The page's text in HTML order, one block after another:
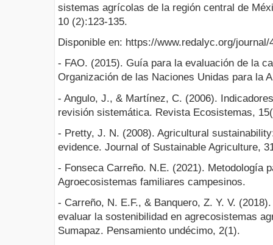
sistemas agrícolas de la región central de
10 (2):123-135.
Disponible en: https://www.redalyc.org/journal/
- FAO. (2015). Guía para la evaluación de la
Organización de las Naciones Unidas para la
- Angulo, J., & Martínez, C. (2006).
revisión sistemática. Revista Ecosistemas,
- Pretty, J. N. (2008). Agricultural
evidence. Journal of Sustainable Agriculture,
- Fonseca Carreño. N.E. (2021). Metodología
Agroecosistemas familiares campesinos.
- Carreño, N. E.F., & Banquero, Z. Y. V.
evaluar la sostenibilidad en agrecosistemas
Sumapaz. Pensamiento undécimo, 2(1).